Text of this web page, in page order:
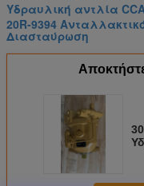
Υδραυλική αντλία
20R-9394
Διασταύρωση